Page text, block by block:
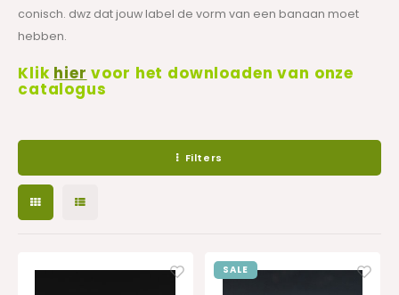
conisch. dwz dat jouw label de vorm van een banaan moet
hebben.
Klik hier voor het downloaden van onze
catalogus
Filters
SALE